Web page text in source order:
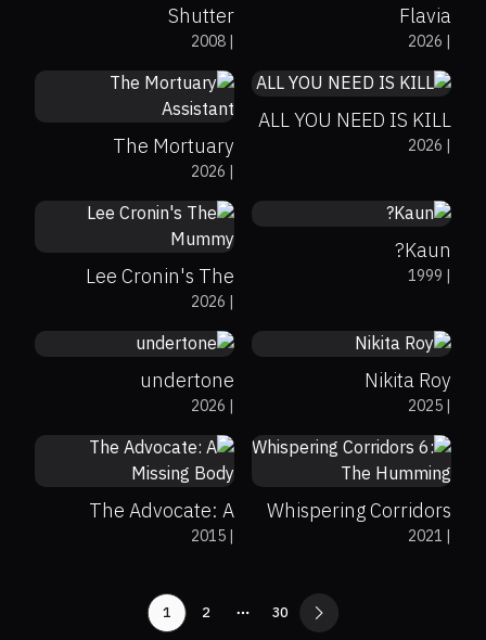
Flavia
|
2026
Shutter
|
2008
0
83%
ALL YOU NEED IS KILL
|
2026
3.8
The Mortuary
Assistant|
2026
7.8
Kaun?
|
1999
6.3
Lee Cronin's The
Mummy|
2026
5.6
Nikita Roy
|
2025
6.1
73%
65%
undertone
|
2026 5.3
Whispering Corridors
6: The Humming|
2021
6.5
The Advocate: A
Missing Body|
2015
30
More pages
2
1